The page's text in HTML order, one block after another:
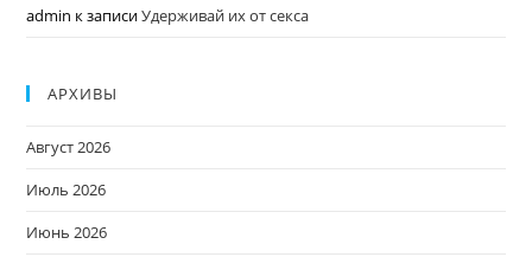
admin к записиУдерживай их от секса
АРХИВЫ
Август 2026
Июль 2026
Июнь 2026